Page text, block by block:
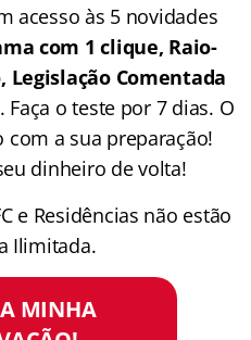
acesso às 5 novidades
com 1 clique, Raio-
Legislação Comentada
. Faça o teste por 7 dias. O
a sua preparação!
dinheiro de volta!
e Residências não estão
Ilimitada.
MINHA